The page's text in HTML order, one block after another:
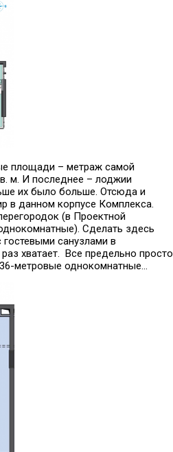
площади – метраж самой
м. И последнее – лоджии
их было больше. Отсюда и
в данном корпусе Комплекса.
(в Проектной
). Сделать здесь
гостевыми санузлами в
хватает. Все предельно просто
метровые однокомнатные...